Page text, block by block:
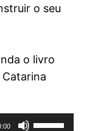
o seu
o livro
Catarina
Use